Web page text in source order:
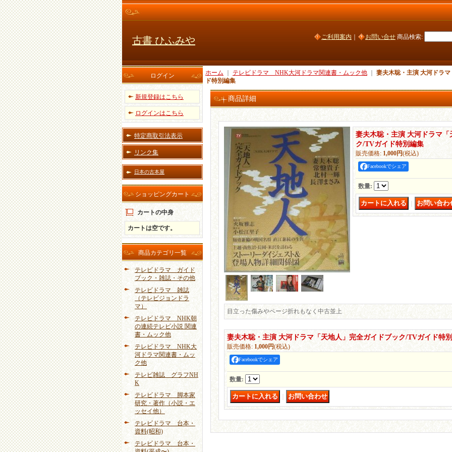
古書 ひふみや ご利用案内 お問い合せ 商品検索:
ログイン
新規登録はこちら
ログインはこちら
特定商取引法表示
リンク集
日本の古本屋
ショッピングカート
カートの中身
カートは空です。
商品カテゴリ一覧
テレビドラマ ガイド
ブック・雑誌・その他
テレビドラマ 雑誌
（テレビジョンドラ
マ）
テレビドラマ NHK朝
の連続テレビ小説 関連
書・ムック他
テレビドラマ NHK大
河ドラマ関連書・ムッ
ク他
テレビ雑誌 グラフNH
K
テレビドラマ 脚本家
研究・著作（小説・エ
ッセイ他）
テレビドラマ 台本・
資料(昭和)
テレビドラマ 台本・
ホーム テレビドラマ NHK大河ドラマ関連書・ムック他
妻夫木聡・主演 大河ドラ
ド特別編集
商品詳細
妻夫木聡・主演 大河ドラマ
ク/TVガイド特別編集
販売価格: 1,000円(税込)
Facebookでシェア
数量:
目立った傷みやページ折れもなく中古並上
妻夫木聡・主演 大河ドラマ「天地人」完全ガイドブック/TVガイド特
販売価格: 1,000円(税込)
Facebookでシェア
数量: